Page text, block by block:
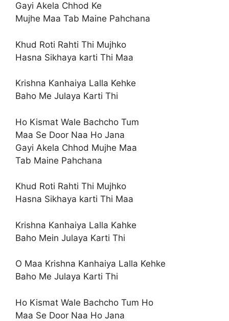
Gayi Akela Chhod Ke
Mujhe Maa Tab Maine Pahchana
Khud Roti Rahti Thi Mujhko
Hasna Sikhaya karti Thi Maa
Krishna Kanhaiya Lalla Kehke
Baho Me Julaya Karti Thi
Ho Kismat Wale Bachcho Tum
Maa Se Door Naa Ho Jana
Gayi Akela Chhod Mujhe Maa
Tab Maine Pahchana
Khud Roti Rahti Thi Mujhko
Hasna Sikhaya karti Thi Maa
Krishna Kanhaiya Lalla Kahke
Baho Mein Julaya Karti Thi
O Maa Krishna Kanhaiya Lalla Kehke
Baho Me Julaya Karti Thi
Ho Kismat Wale Bachcho Tum Ho
Maa Se Door Naa Ho Jana